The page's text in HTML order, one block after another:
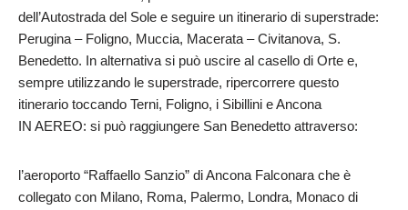
dell’Autostrada del Sole e seguire un itinerario di superstrade:
Perugina – Foligno, Muccia, Macerata – Civitanova, S.
Benedetto. In alternativa si può uscire al casello di Orte e,
sempre utilizzando le superstrade, ripercorrere questo
itinerario toccando Terni, Foligno, i Sibillini e Ancona
IN AEREO: si può raggiungere San Benedetto attraverso:
l’aeroporto “Raffaello Sanzio” di Ancona Falconara che è
collegato con Milano, Roma, Palermo, Londra, Monaco di